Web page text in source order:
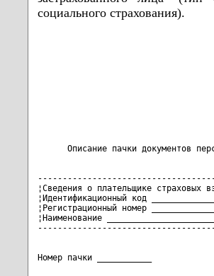
социального страхования).
¦Сведения о плательщике
¦Идентификационный код
¦Регистрационный номер
¦Наименование
Номер пачки ___________